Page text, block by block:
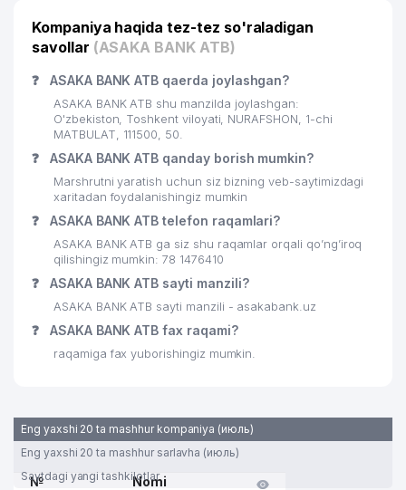
Kompaniya haqida tez-tez so'raladigan
savollar (ASAKA BANK ATB)
❓ ASAKA BANK ATB qaerda joylashgan?
ASAKA BANK ATB shu manzilda joylashgan:
O'zbekiston, Toshkent viloyati, NURAFSHON, 1-chi
MATBULAT, 111500, 50.
❓ ASAKA BANK ATB qanday borish mumkin?
Marshrutni yaratish uchun siz bizning veb-saytimizdagi
xaritadan foydalanishingiz mumkin
❓ ASAKA BANK ATB telefon raqamlari?
ASAKA BANK ATB ga siz shu raqamlar orqali qo’ng’iroq
qilishingiz mumkin: 78 1476410
❓ ASAKA BANK ATB sayti manzili?
ASAKA BANK ATB sayti manzili - asakabank.uz
❓ ASAKA BANK ATB fax raqami?
raqamiga fax yuborishingiz mumkin.
Eng yaxshi 20 ta mashhur kompaniya (июль)
Eng yaxshi 20 ta mashhur sarlavha (июль)
Saytdagi yangi tashkilotlar
№
Nomi